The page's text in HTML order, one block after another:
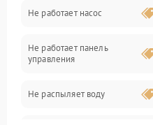
Вода
Гигиена
Программное обеспечение
Не работает насос
Не работает панель
управления
Не распыляет воду